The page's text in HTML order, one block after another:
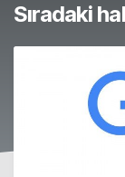
Sıradaki